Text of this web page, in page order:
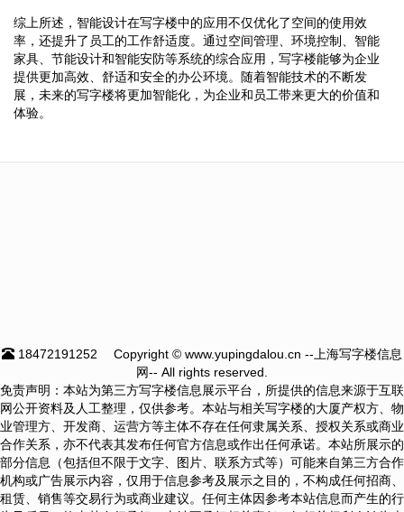
综上所述，智能设计在写字楼中的应用不仅优化了空间的使用效
率，还提升了员工的工作舒适度。通过空间管理、环境控制、智能
家具、节能设计和智能安防等系统的综合应用，写字楼能够为企业
提供更加高效、舒适和安全的办公环境。随着智能技术的不断发
展，未来的写字楼将更加智能化，为企业和员工带来更大的价值和
体验。
18472191252
Copyright © www.yupingdalou.cn --上海写字楼信息
网-- All rights reserved.
免责声明：本站为第三方写字楼信息展示平台，所提供的信息来源于互联
网公开资料及人工整理，仅供参考。本站与相关写字楼的大厦产权方、物
业管理方、开发商、运营方等主体不存在任何隶属关系、授权关系或商业
合作关系，亦不代表其发布任何官方信息或作出任何承诺。本站所展示的
部分信息（包括但不限于文字、图片、联系方式等）可能来自第三方合作
机构或广告展示内容，仅用于信息参考及展示之目的，不构成任何招商、
租赁、销售等交易行为或商业建议。任何主体因参考本站信息而产生的行